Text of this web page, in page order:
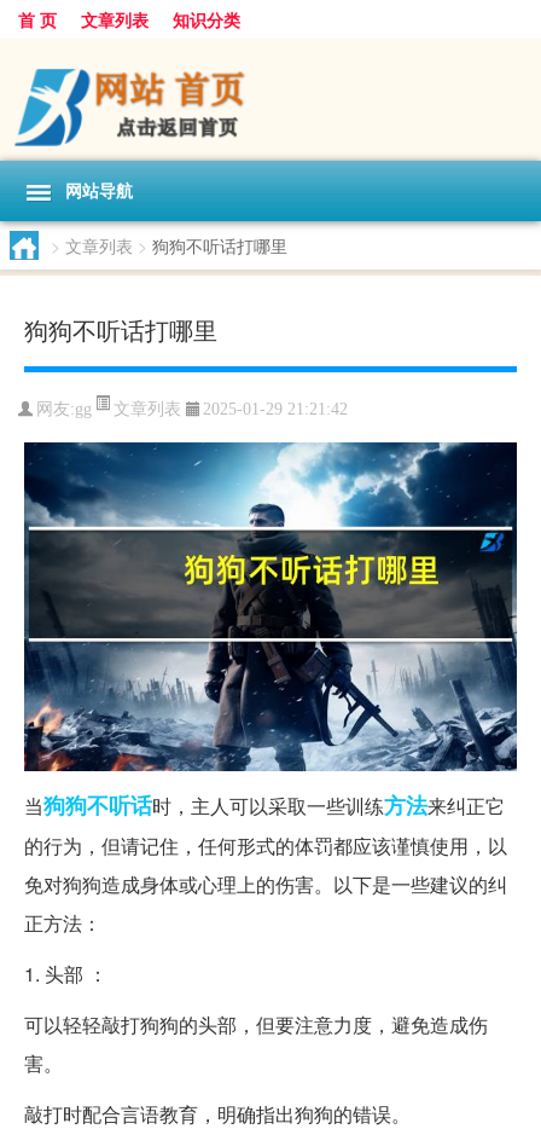
首 页 文章列表 知识分类
网站导航
> 文章列表 > 狗狗不听话打哪里
狗狗不听话打哪里
网友:gg 文章列表 2025-01-29 21:21:42
当狗狗不听话时，主人可以采取一些训练方法来纠正它
的行为，但请记住，任何形式的体罚都应该谨慎使用，以
免对狗狗造成身体或心理上的伤害。以下是一些建议的纠
正方法：
1. 头部 ：
可以轻轻敲打狗狗的头部，但要注意力度，避免造成伤
害。
敲打时配合言语教育，明确指出狗狗的错误。